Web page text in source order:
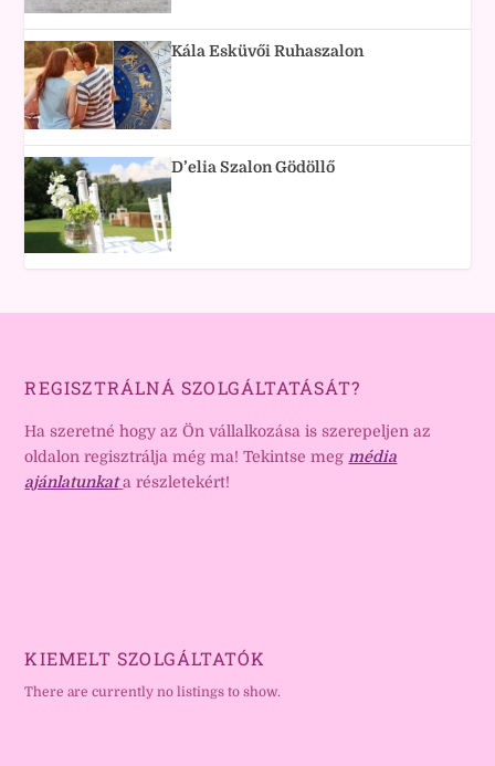
Kála Esküvői Ruhaszalon
D’elia Szalon Gödöllő
REGISZTRÁLNÁ SZOLGÁLTATÁSÁT?
Ha szeretné hogy az Ön vállalkozása is szerepeljen az
oldalon regisztrálja még ma! Tekintse megmédia
ajánlatunkat a részletekért!
KIEMELT SZOLGÁLTATÓK
There are currently no listings to show.